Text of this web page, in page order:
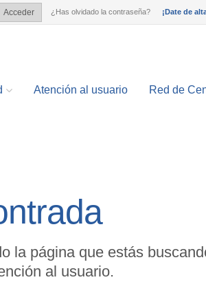
Acceder ¿Has olvidado la contraseña? ¡Date de
Atención al usuario Red de
la página que estás
al usuario.